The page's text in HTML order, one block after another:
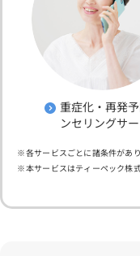
重症化・再発
ンセリングサ
各サービスごとに諸条件があ
本サービスはティーペック株